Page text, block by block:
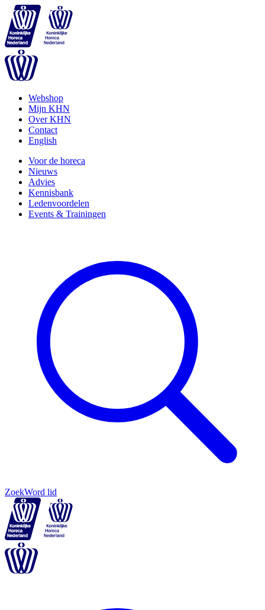
Webshop
Mijn KHN
Over KHN
Contact
English
Voor de horeca
Nieuws
Advies
Kennisbank
Ledenvoordelen
Events & Trainingen
ZoekWord lid